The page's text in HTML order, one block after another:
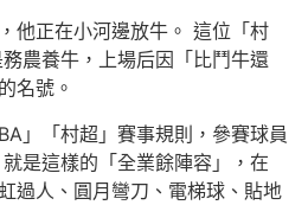
他正在小河邊放牛。 這位「村
農養牛，上場后因「比鬥牛還
名號。
」「村超」賽事規則，參賽球員
是這樣的「全業餘陣容」，在
過人、圓月彎刀、電梯球、貼地